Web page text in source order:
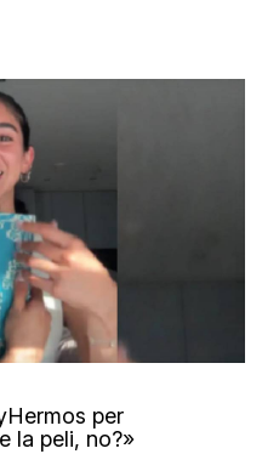
per
la peli, no?»